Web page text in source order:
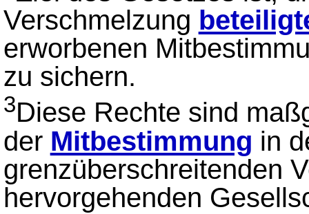
Verschmelzung
erworbenen
zu sichern.
3Diese Rechte sind
der Mitbestimmung in
grenzüberschreitenden
hervorgehenden